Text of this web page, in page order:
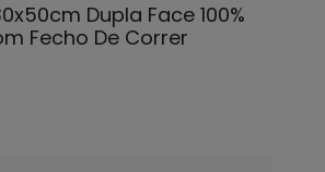
Dupla Face 100%
Fecho De Correr